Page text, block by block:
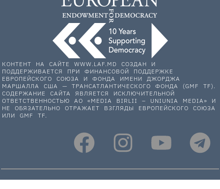
КОНТЕНТ НА САЙТЕ WWW.LAF.MD СОЗДАН И
ПОДДЕРЖИВАЕТСЯ ПРИ ФИНАНСОВОЙ ПОДДЕРЖКЕ
ЕВРОПЕЙСКОГО СОЮЗА И ФОНДА ИМЕНИ ДЖОРДЖА
МАРШАЛЛА США — ТРАНСАТЛАНТИЧЕСКОГО ФОНДА (GMF TF).
СОДЕРЖАНИЕ САЙТА ЯВЛЯЕТСЯ ИСКЛЮЧИТЕЛЬНОЙ
ОТВЕТСТВЕННОСТЬЮ АО «MEDIA BIRLII – UNIUNIA MEDIA» И
НЕ ОБЯЗАТЕЛЬНО ОТРАЖАЕТ ВЗГЛЯДЫ ЕВРОПЕЙСКОГО СОЮЗА
ИЛИ GMF TF.